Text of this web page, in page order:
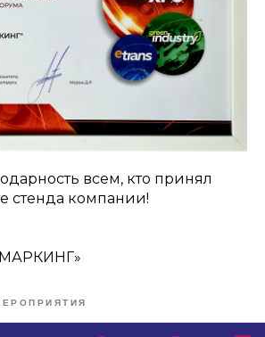
всем, кто принял
стенда компании!